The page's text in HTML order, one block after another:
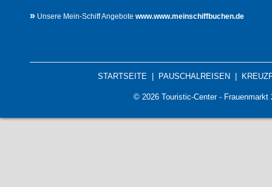
» Unsere Mein-Schiff Angebote www.www.meinschiffbuchen.de
STARTSEITE| PAUSCHALREISEN
© 2026 Touristic-Center -